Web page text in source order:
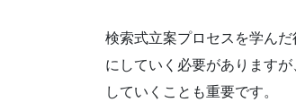
検索式立案プロセスを学ん
にしていく必要があります
していくことも重要です。